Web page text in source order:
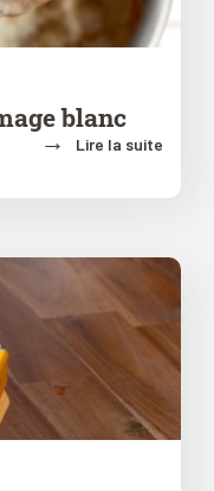
blanc
→ Lire la suite